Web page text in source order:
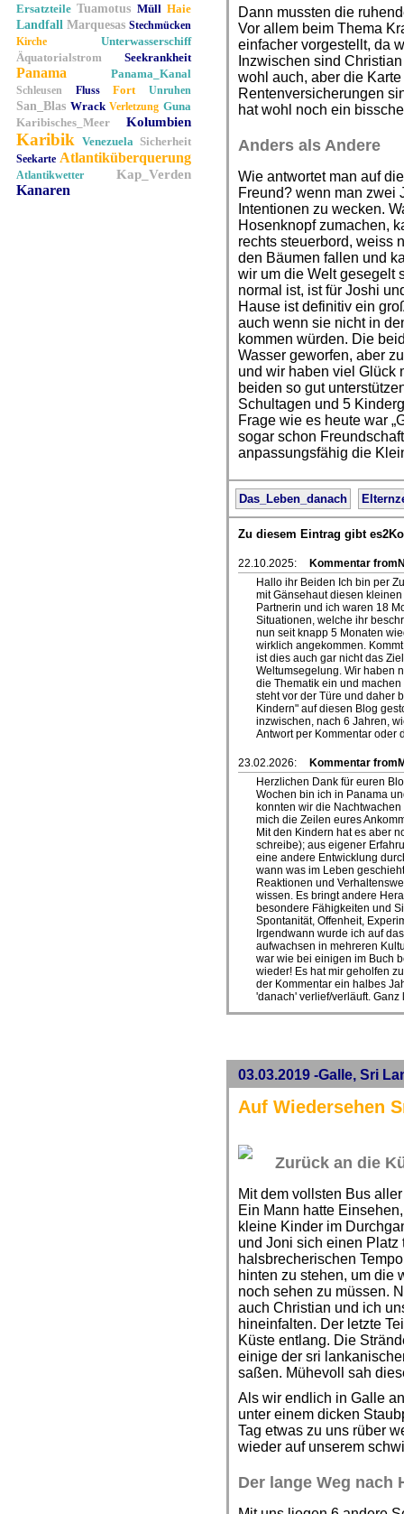
Ersatzteile Tuamotus Müll Haie
Landfall Marquesas Stechmücken
Kirche
Unterwasserschiff
Äquatorialstrom
Seekrankheit
Panama Panama_Kanal
Schleusen Fluss Fort Unruhen
San_Blas Wrack Verletzung Guna
Karibisches_Meer
Kolumbien
Karibik Venezuela Sicherheit
Seekarte Atlantiküberquerung
Atlantikwetter Kap_Verden
Kanaren
Dann mussten die
Vor allem beim Thema
einfacher vorgestellt, da
Inzwischen sind
wohl auch, aber die
Rentenversicherungen
hat wohl noch ein
Anders als Andere
Wie antwortet man auf
Freund? wenn man zwei
Intentionen zu wecken.
Hosenknopf zumachen,
rechts steuerbord, weiss
den Bäumen fallen und
wir um die Welt gesegelt
normal ist, ist für Joshi
Hause ist definitiv ein
auch wenn sie nicht in
kommen würden. Die
Wasser geworfen, aber
und wir haben viel Glück
beiden so gut
Schultagen und 5
Frage wie es heute war
sogar schon
anpassungsfähig die
Das_Leben_danach
Zu diesem Eintrag gibt
22.10.2025:
Kommentar
Hallo ihr Beiden Ich bin per
mit Gänsehaut diesen
Partnerin und ich waren 18
Situationen, welche ihr
nun seit knapp 5 Monaten
wirklich angekommen.
ist dies auch gar nicht das
Weltumsegelung. Wir haben
die Thematik ein und
steht vor der Türe und daher
Kindern" auf diesen Blog
inzwischen, nach 6 Jahren,
Antwort per Kommentar oder
23.02.2026:
Kommentar
Herzlichen Dank für euren
Wochen bin ich in Panama
konnten wir die
mich die Zeilen eures
Mit den Kindern hat es aber
schreibe); aus eigener
eine andere Entwicklung
wann was im Leben
Reaktionen und
wissen. Es bringt andere
besondere Fähigkeiten und
Spontanität, Offenheit,
Irgendwann wurde ich auf
aufwachsen in mehreren
war wie bei einigen im Buch
wieder! Es hat mir geholfen
der Kommentar ein halbes
'danach' verlief/verläuft.
03.03.2019 -Galle, Sri
Auf Wiedersehen
Zurück an die
Mit dem vollsten Bus
Ein Mann hatte
kleine Kinder im
und Joni sich einen Platz
halsbrecherischen
hinten zu stehen, um die
noch sehen zu müssen.
auch Christian und ich
hineinfalten. Der letzte
Küste entlang. Die
einige der sri
saßen. Mühevoll sah
Als wir endlich in Galle
unter einem dicken
Tag etwas zu uns rüber
wieder auf unserem
Der lange Weg nach